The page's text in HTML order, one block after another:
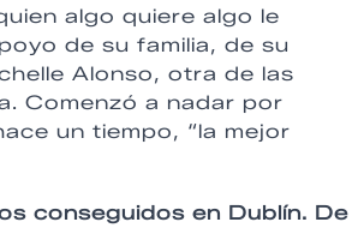
algo quiere algo le
de su familia, de su
Alonso, otra de las
Comenzó a nadar por
un tiempo, “la mejor
conseguidos en Dublín. De